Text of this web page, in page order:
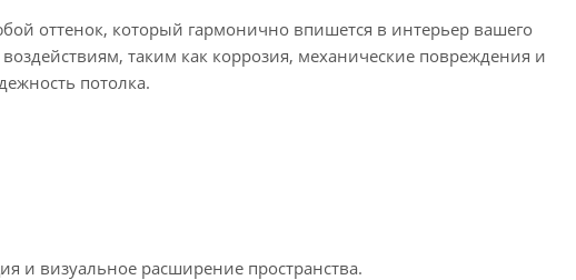
оттенок, который гармонично впишется в интерьер вашего
таким как коррозия, механические повреждения и
потолка.
и визуальное расширение пространства.